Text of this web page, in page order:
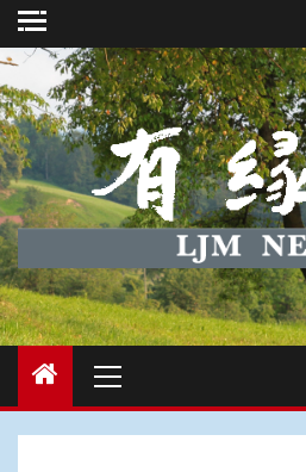
Skip
to
content
Menu